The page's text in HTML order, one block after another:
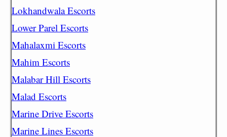
Lokhandwala Escorts
Lower Parel Escorts
Mahalaxmi Escorts
Mahim Escorts
Malabar Hill Escorts
Malad Escorts
Marine Drive Escorts
Marine Lines Escorts